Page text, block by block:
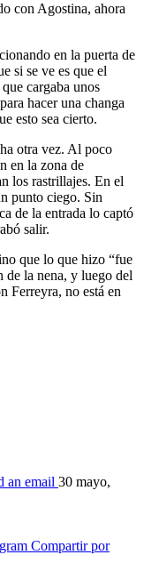
con Agostina, ahora
en la puerta de
si se ve es que el
cargaba unos
hacer una changa
esto sea cierto.
otra vez. Al poco
en la zona de
los rastrillajes. En el
punto ciego. Sin
de la entrada lo captó
salir.
que lo que hizo “fue
de la nena, y luego del
Ferreyra, no está en
an email 30 mayo,
Compartir por